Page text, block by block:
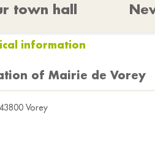
town hall
information
of Mairie de Vorey
Vorey